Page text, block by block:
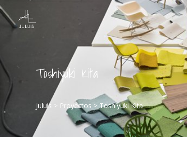
Toshiyuki Kita
Juluis > Proyectos >Toshiyuki Kita